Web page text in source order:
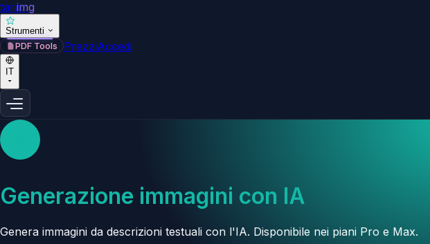
taraimg
Strumenti
PDF Tools PrezziAccedi
IT
Generazione immagini con IA
Genera immagini da descrizioni testuali con l'IA. Disponibile nei piani Pro e Max.